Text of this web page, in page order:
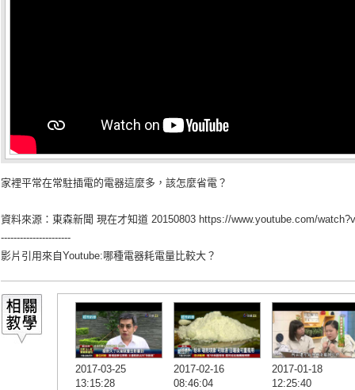
家裡平常在常駐插電的電器這麼多，該怎麼省電？
資料來源：東森新聞 現在才知道 20150803 https://www.youtube.com/
----------------------
影片引用來自Youtube:哪種電器耗電量比較大？
2017-03-25
13:15:28
2017-02-16
08:46:04
2017-01-18
12:25:40